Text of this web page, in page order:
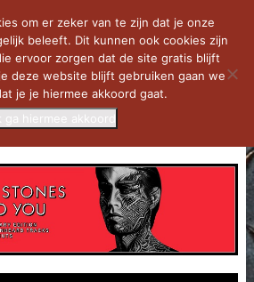
om er zeker van te zijn dat je onze
beleeft. Dit kunnen ook cookies zijn
ervoor zorgen dat de site gratis blijft
deze website blijft gebruiken gaan we
je je hiermee akkoord gaat.
ga hiermee akkoord